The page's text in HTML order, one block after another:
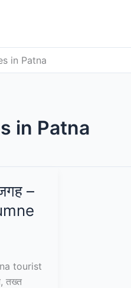
in Patna
in Patna
–
tourist
तख्त